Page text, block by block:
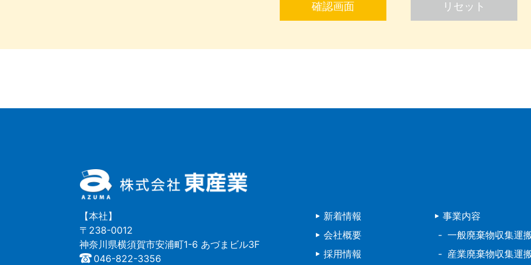
【本社】
〒238-0012
神奈川県横須賀市安浦町1-6 あづまビル3F
046-822-3356
新着情報
会社概要
採用情報
事業内容
一般廃棄物収集運
産業廃棄物収集運